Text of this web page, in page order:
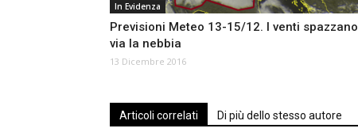
In Evidenza
Previsioni Meteo 13-15/12. I venti spazzano
via la nebbia
13 Dicembre 2016
Articoli correlati Di più dello stesso autore